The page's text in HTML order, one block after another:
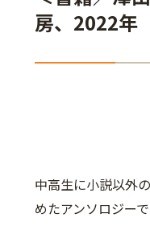
房、2022年
中高生に小説以外
めたアンソロジーで